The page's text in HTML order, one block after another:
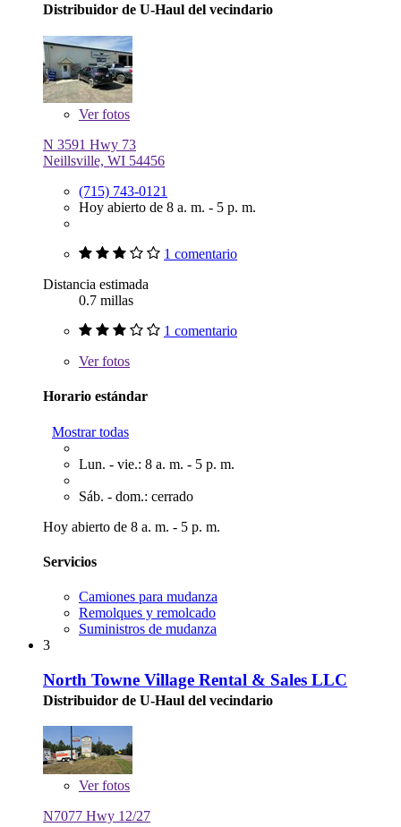
Distribuidor de U-Haul del vecindario
Verfotos
N 3591 Hwy 73
Neillsville, WI 54456
(715) 743-0121
Hoy abierto de 8 a. m. - 5 p. m.
1 comentario
Distancia estimada
0.7 millas
1 comentario
Verfotos
Horario estándar
Mostrar todas
Lun. - vie.: 8 a. m. - 5 p. m.
Sáb. - dom.: cerrado
Hoy abierto de 8 a. m. - 5 p. m.
Servicios
Camiones para mudanza
Remolques y remolcado
Suministros de mudanza
3
North Towne Village Rental & Sales LLC
Distribuidor de U-Haul del vecindario
Verfotos
N7077 Hwy 12/27